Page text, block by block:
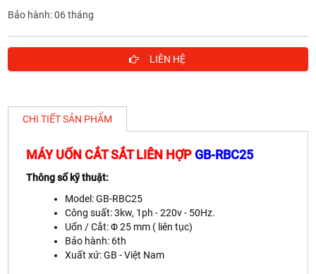
Bảo hành: 06 tháng
LIÊN HỆ
CHI TIẾT SẢN PHẨM
MÁY UỐN CẮT SẮT LIÊN HỢP GB-RBC25
Thông số kỹ thuật:
Model: GB-RBC25
Công suất: 3kw, 1ph - 220v - 50Hz.
Uốn / Cắt: Φ 25 mm ( liên tục)
Bảo hành: 6th
Xuất xứ: GB - Việt Nam